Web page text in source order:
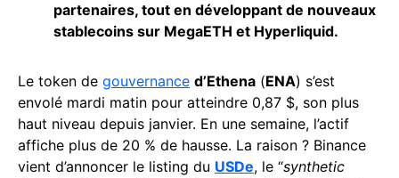
partenaires, tout en développant de nouveaux
stablecoins sur MegaETH et Hyperliquid.
Le token de gouvernance d’Ethena (ENA) s’est
envolé mardi matin pour atteindre 0,87 $, son plus
haut niveau depuis janvier. En une semaine, l’actif
affiche plus de 20 % de hausse. La raison ? Binance
vient d’annoncer le listing du USDe, le “synthetic